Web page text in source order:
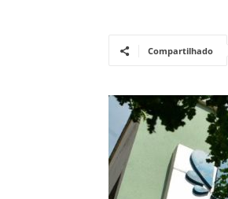
Compartilhado